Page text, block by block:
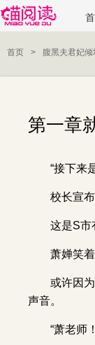
首页 > 腹黑夫君妃倾
第一章
“接下来
校长宣
这是S市
萧婵笑
或许因
声音。
“萧老师